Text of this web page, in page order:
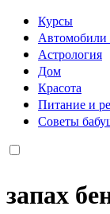
Курсы
Астрология
Дом
Красота
Питание и
Советы
запах